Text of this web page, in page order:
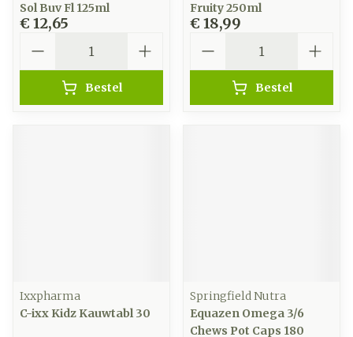
Sol Buv Fl 125ml
€ 12,65
Bestel
Fruity 250ml
€ 18,99
Bestel
Ixxpharma
C-ixx Kidz Kauwtabl 30
Springfield Nutra
Equazen Omega 3/6
Chews Pot Caps 180